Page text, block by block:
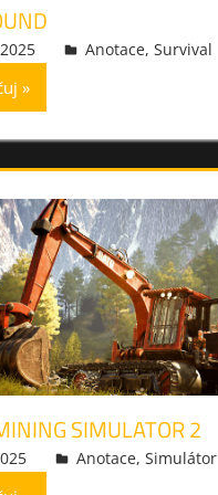
xmilek
Anotace, Survival
SIMULATOR 2
xmilek
Anotace, Simulátor